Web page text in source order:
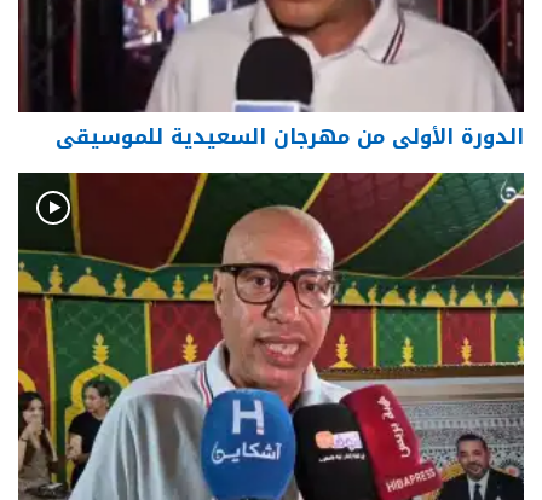
الدورة الأولى من مهرجان السعيدية للموسيقى